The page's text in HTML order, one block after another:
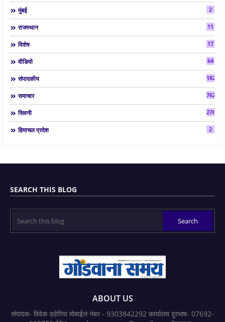
मुंबई 2
राजस्थान 11
विशेष 17
वीडियो 64
संपादकीय 182
समाचार 7624
सिवनी 2763
हिमाचल प्रदेश 2
SEARCH THIS BLOG
ABOUT US
संपादक- विवेक डहेरिया मोबाईल नंबर - 9303842292 कार्यालय दूरभाष- 07692-